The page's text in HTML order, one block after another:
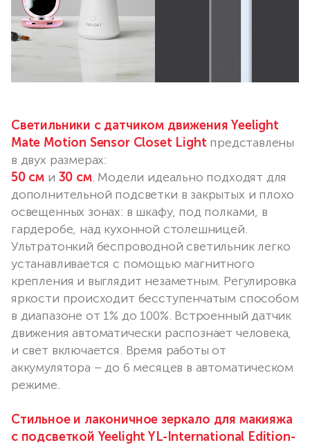
Светильники с датчиком движения Yeelight
Mate Motion Sensor Closet Light представлены
в двух размерах:
50 см и 30 см. Модели идеально подходят для
дополнительной подсветки в закрытых и плохо
освещенных зонах: в шкафу, под полками, в
гардеробе, над кухонной столешницей.
Ультратонкий беспроводной светильник легко
устанавливается с помощью магнитного
крепления и выглядит незаметным. Регулировка
яркости происходит бесступенчатым способом
в диапазоне от 1% до 100%. Встроенный датчик
движения автоматически распознает человека,
и свет включается. Время работы от
аккумулятора – до 6 месяцев в автоматическом
режиме.
Стильное и лаконичное зеркало для макияжа
с подсветкой Yeelight YL-International Edition-